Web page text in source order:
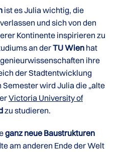
ist es Julia wichtig, die
und sich von den
Kontinente inspirieren zu
an derTU Wien hat
ihre
der Stadtentwicklung
wird Julia die „alte
Victoria University of
zu studieren.
ganz neue Baustrukturen
am anderen Ende der Welt